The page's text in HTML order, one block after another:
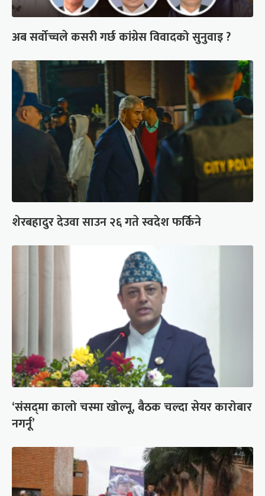
अब सर्वोच्चले कसरी गर्छ कांग्रेस विवादको सुनुवाइ ?
शेरबहादुर देउवा साउन २६ गते स्वदेश फर्किने
‘संसद्‍मा कालो चस्मा खोल्नू, बैठक चल्दा सेयर कारोबार
नगर्नू’